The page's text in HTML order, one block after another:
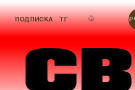
ПОДПИСКА ТГ МЕРЧ